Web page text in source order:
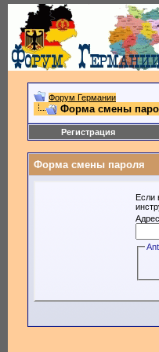
Форум Германии
Форма смены
Регистрация
Форма смены пароля
Если